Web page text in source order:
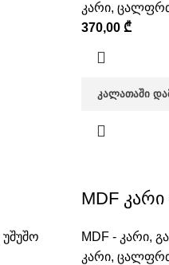
კარი,
370,00₾
ᲙᲐᲚᲐᲗᲐᲨᲘ
უშუშო
MDF კარი
MDF - კარი,
კარი,